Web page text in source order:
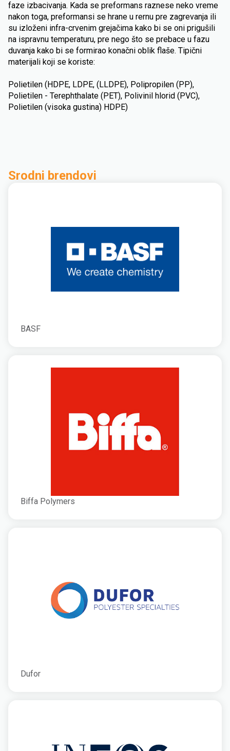
faze izbacivanja. Kada se preformans raznese neko vreme
nakon toga, preformansi se hrane u rernu pre zagrevanja ili
su izloženi infra-crvenim grejačima kako bi se oni prigušili
na ispravnu temperaturu, pre nego što se prebace u fazu
duvanja kako bi se formirao konačni oblik flaše. Tipični
materijali koji se koriste:
Polietilen (HDPE, LDPE, (LLDPE), Polipropilen (PP),
Polietilen - Terephthalate (PET), Polivinil hlorid (PVC),
Polietilen (visoka gustina) HDPE)
Srodni brendovi
BASF
Biffa Polymers
Dufor